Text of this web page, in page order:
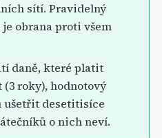
sítí. Pravidelný
obrana proti všem
daně, které platit
(3 roky), hodnotový
ušetřit desetitisíce
o nich neví.